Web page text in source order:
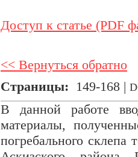
Доступ к статье (PDF
<< Вернуться обратно
Страницы: 149-168 |
В данной работе
материалы,
погребального склепа